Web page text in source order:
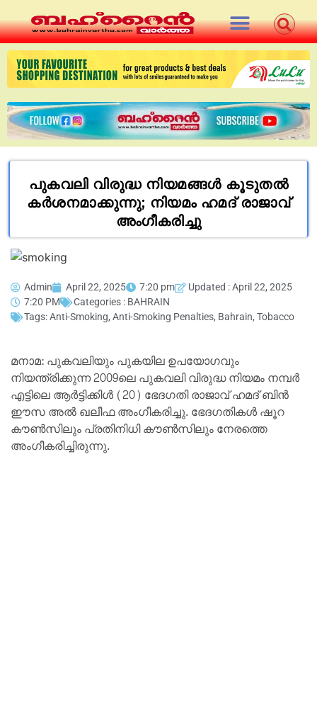
പുകവലി വിരുദ്ധ നിയമങ്ങള്‍ കൂടുതല്‍
കര്‍ശനമാക്കുന്നു; നിയമം ഹമദ് രാജാവ്
അംഗീകരിച്ചു
Admin April 22, 2025 7:20 pm
Updated : April 22, 2025
7:20 PM
Categories : BAHRAIN
Tags:Anti-Smoking, Anti-Smoking Penalties, Bahrain, Tobacco
മനാമ: പുകവലിയും പുകയില ഉപയോഗവും
നിയന്ത്രിക്കുന്ന 2009ലെ പുകവലി വിരുദ്ധ നിയമം നമ്പര്‍
എട്ടിലെ ആര്‍ട്ടിക്കിള്‍ (20) ഭേദഗതി രാജാവ് ഹമദ് ബിന്‍
ഈസ അല്‍ ഖലീഫ അംഗീകരിച്ചു. ഭേദഗതികള്‍ ഷൂറ
കൗണ്‍സിലും പ്രതിനിധി കൗണ്‍സിലും നേരത്തെ
അംഗീകരിച്ചിരുന്നു.